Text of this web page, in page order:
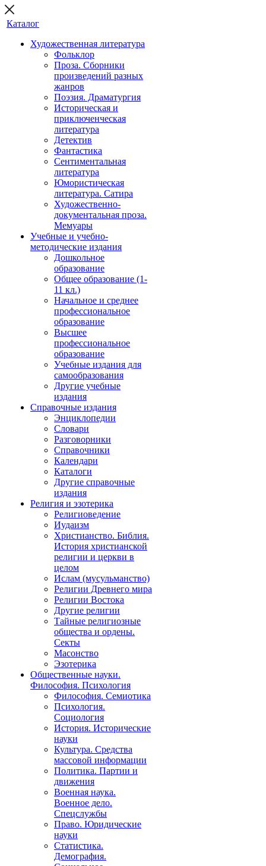
Каталог
Художественная литература
Фольклор
Проза. Сборники
произведений разных
жанров
Поэзия. Драматургия
Историческая и
приключенческая
литература
Детектив
Фантастика
Сентиментальная
литература
Юмористическая
литература. Сатира
Художественно-
документальная проза.
Мемуары
Учебные и учебно-
методические издания
Дошкольное
образование
Общее образование (1-
11 кл.)
Начальное и среднее
профессиональное
образование
Высшее
профессиональное
образование
Учебные издания для
самообразования
Другие учебные
издания
Справочные издания
Энциклопедии
Словари
Разговорники
Справочники
Календари
Каталоги
Другие справочные
издания
Религия и эзотерика
Религиоведение
Иудаизм
Христианство. Библия.
История христианской
религии и церкви в
целом
Ислам (мусульманство)
Религии Древнего мира
Религии Востока
Другие религии
Тайные религиозные
общества и ордены.
Секты
Масонство
Эзотерика
Общественные науки.
Философия. Психология
Философия. Семиотика
Психология.
Социология
История. Исторические
науки
Культура. Средства
массовой информации
Политика. Партии и
движения
Военная наука.
Военное дело.
Спецслужбы
Право. Юридические
науки
Статистика.
Демография.